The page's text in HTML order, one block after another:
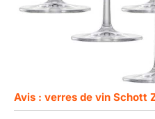
Avis : verres de vin Schott